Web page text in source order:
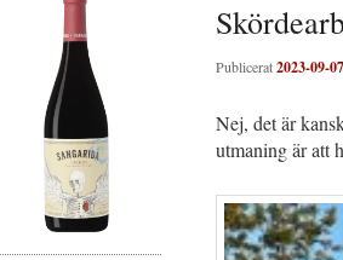
Publicerat2023-09-07
Nej, det är
utmaning är att